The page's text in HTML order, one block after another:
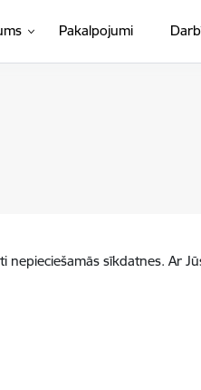
Pakalpojumi
sīkdatnes. Ar